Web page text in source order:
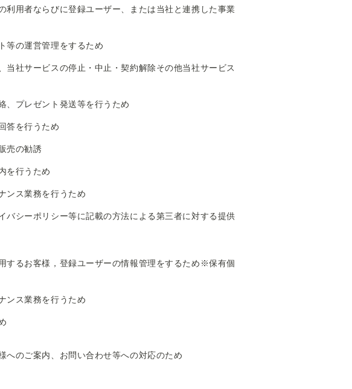
利用者ならびに登録ユーザー、または当社と連携した事業
等の運営管理をするため
当社サービスの停止・中止・契約解除その他当社サービス
、プレゼント発送等を行うため
答を行うため
売の勧誘
を行うため
ンス業務を行うため
バシーポリシー等に記載の方法による第三者に対する提供
するお客様，登録ユーザーの情報管理をするため※保有個
ンス業務を行うため
へのご案内、お問い合わせ等への対応のため